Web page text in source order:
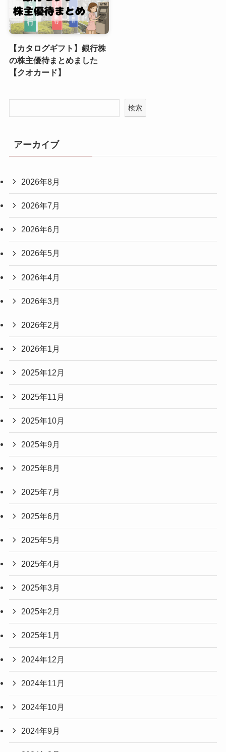
【カタログギフト】銀行株
の株主優待まとめました
【クオカード】
検索
アーカイブ
2026年8月
2026年7月
2026年6月
2026年5月
2026年4月
2026年3月
2026年2月
2026年1月
2025年12月
2025年11月
2025年10月
2025年9月
2025年8月
2025年7月
2025年6月
2025年5月
2025年4月
2025年3月
2025年2月
2025年1月
2024年12月
2024年11月
2024年10月
2024年9月